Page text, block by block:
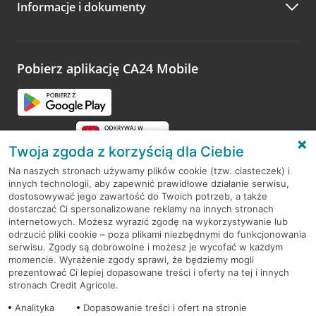
Zachęcamy do podzielenia się z nami opinią o wizycie.
opinie.
Informacje i dokumenty
Pobierz aplikację CA24 Mobile
RODO
Regulamin serwisu
Mapa serwisu
PolitykaCookies
Twoja zgoda z korzyścią dla Ciebie
Na naszych stronach używamy plików cookie (tzw. ciasteczek) i
innych technologii, aby zapewnić prawidłowe działanie serwisu,
dostosowywać jego zawartość do Twoich potrzeb, a także
dostarczać Ci spersonalizowane reklamy na innych stronach
internetowych. Możesz wyrazić zgodę na wykorzystywanie lub
odrzucić pliki cookie – poza plikami niezbędnymi do funkcjonowania
serwisu. Zgody są dobrowolne i możesz je wycofać w każdym
momencie. Wyrażenie zgody sprawi, że będziemy mogli
prezentować Ci lepiej dopasowane treści i oferty na tej i innych
stronach Credit Agricole.
Analityka
Dopasowanie treści i ofert na stronie